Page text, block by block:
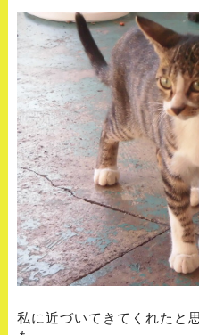
私に近づいてきてくれたと